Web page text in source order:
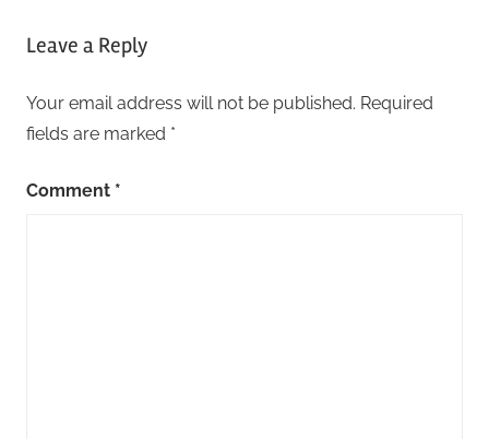
Leave a Reply
Your email address will not be published. Required
fields are marked *
Comment *